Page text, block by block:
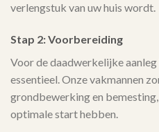
verlengstuk van uw huis wordt.
Stap 2: Voorbereiding
Voor de daadwerkelijke
essentieel. Onze vakmannen
grondbewerking en
optimale start hebben.